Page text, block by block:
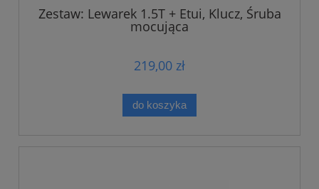
Zestaw: Lewarek 1.5T + Etui, Klucz, Śruba
mocująca
219,00 zł
do koszyka